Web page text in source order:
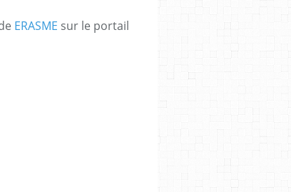
ERASME sur le portail